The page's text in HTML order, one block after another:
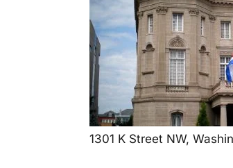
1301 K Street NW,